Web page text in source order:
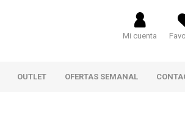
Mi cuenta
OUTLET OFERTAS SEMANAL